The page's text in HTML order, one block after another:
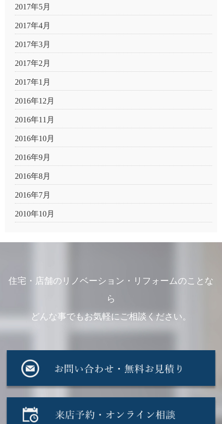
2017年5月
2017年4月
2017年3月
2017年2月
2017年1月
2016年12月
2016年11月
2016年10月
2016年9月
2016年8月
2016年7月
2010年10月
住宅・店舗のリノベーション・リフォームのことな
ら
どんな事でもお気軽にご相談ください。